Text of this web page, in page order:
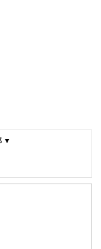
▼
に関する記事を、日々
かりやすく発信していま
する書籍・雑誌の編集経